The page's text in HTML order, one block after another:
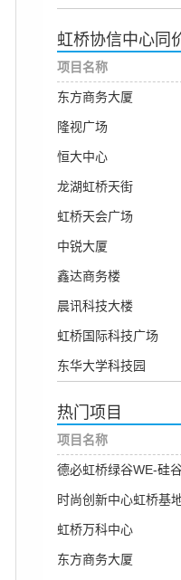
虹桥协信中心同
项目名称
东方商务大厦
隆视广场
恒大中心
龙湖虹桥天街
虹桥天会广场
中锐大厦
鑫达商务楼
晨讯科技大楼
虹桥国际科技广场
东华大学科技园
热门项目
项目名称
德必虹桥绿谷WE-硅
时尚创新中心虹桥基
虹桥万科中心
东方商务大厦